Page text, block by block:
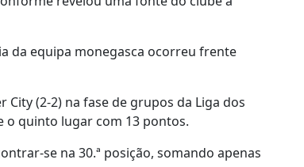
da equipa monegasca ocorreu frente
(2-2) na fase de grupos da Liga dos
o quinto lugar com 13 pontos.
se na 30.ª posição, somando apenas